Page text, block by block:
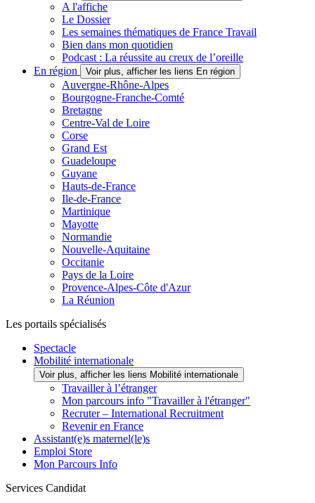
A l'affiche
Le Dossier
Les semaines thématiques de France Travail
Bien dans mon quotidien
Podcast : La réussite au creux de l’oreille
En région
Voir plus, afficher les liens En région
Auvergne-Rhône-Alpes
Bourgogne-Franche-Comté
Bretagne
Centre-Val de Loire
Corse
Grand Est
Guadeloupe
Guyane
Hauts-de-France
Ile-de-France
Martinique
Mayotte
Normandie
Nouvelle-Aquitaine
Occitanie
Pays de la Loire
Provence-Alpes-Côte d'Azur
La Réunion
Les portails spécialisés
Spectacle
Mobilité internationale
Voir plus, afficher les liens Mobilité internationale
Travailler à l’étranger
Mon parcours info "Travailler à l'étranger"
Recruter – International Recruitment
Revenir en France
Assistant(e)s maternel(le)s
Emploi Store
Mon Parcours Info
Services Candidat